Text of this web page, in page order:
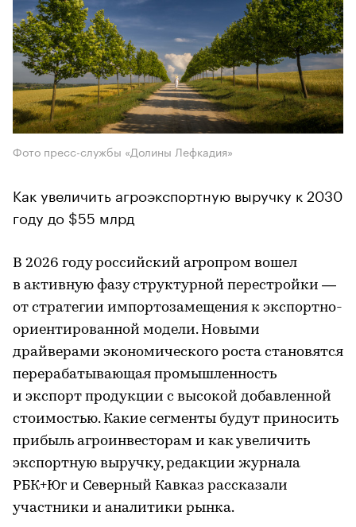
Фото пресс-службы «Долины Лефкадия»
Как увеличить агроэкспортную выручку к 2030
году до $55 млрд
В 2026 году российский агропром вошел
в активную фазу структурной перестройки —
от стратегии импортозамещения к экспортно-
ориентированной модели. Новыми
драйверами экономического роста становятся
перерабатывающая промышленность
и экспорт продукции с высокой добавленной
стоимостью. Какие сегменты будут приносить
прибыль агроинвесторам и как увеличить
экспортную выручку, редакции журнала
РБК+Юг и Северный Кавказ рассказали
участники и аналитики рынка.